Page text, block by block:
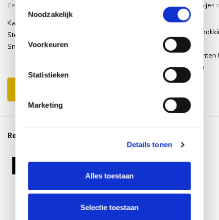
Noodzakelijk
Voorkeuren
Statistieken
Marketing
Details tonen
Alles toestaan
Selectie toestaan
Gepost door:
Kwalitatief hoogwaardig product.
Stevig materiaal.
Snelle levering.
Truus Van Ooijen
Snel geleverd, Kleine
geen onnodige dozen.
Goeie kwaliteit. Nu afwachten
blijft. Voor nu dik tevreden.
Schrijf je eigen review
Reeds bekeken